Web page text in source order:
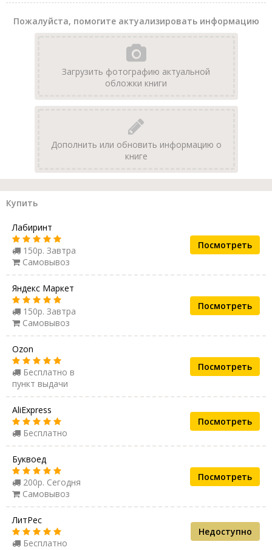
Пожалуйста, помогите актуализировать информацию
Загрузить фотографию актуальной
обложки книги
Дополнить или обновить информацию о
книге
Купить
Лабиринт
150р. Завтра
Самовывоз
Посмотреть
Яндекс Маркет
150р. Завтра
Самовывоз
Посмотреть
Ozon
Бесплатно в
пункт выдачи
Посмотреть
AliExpress
Бесплатно
Посмотреть
Буквоед
200р. Сегодня
Самовывоз
Посмотреть
ЛитРес
Бесплатно
Недоступно